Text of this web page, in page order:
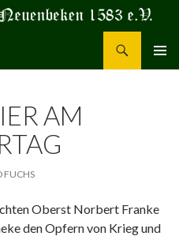
AM
FUCHS
Oberst Norbert Franke
den Opfern von Krieg und